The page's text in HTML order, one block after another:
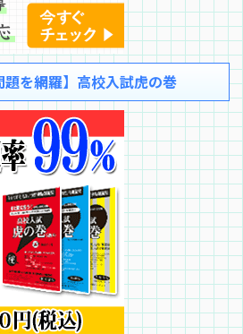
題を網羅】高校入試虎の巻